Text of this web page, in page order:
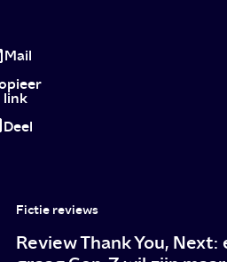
eigen
boek
Mail
link
Deel
Fictie reviews
Review Thank You,